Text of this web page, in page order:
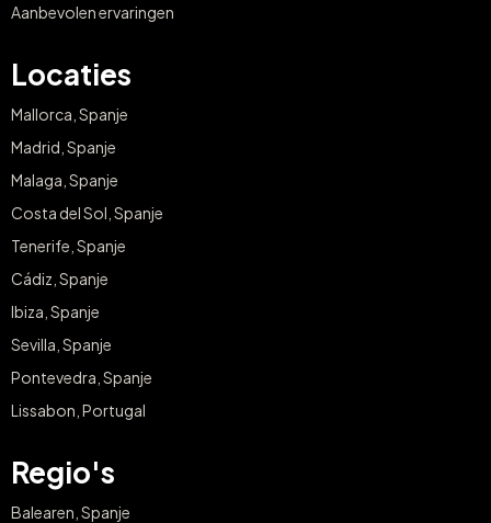
Aanbevolen ervaringen
Locaties
Mallorca, Spanje
Madrid, Spanje
Malaga, Spanje
Costa del Sol, Spanje
Tenerife, Spanje
Cádiz, Spanje
Ibiza, Spanje
Sevilla, Spanje
Pontevedra, Spanje
Lissabon, Portugal
Regio's
Balearen, Spanje